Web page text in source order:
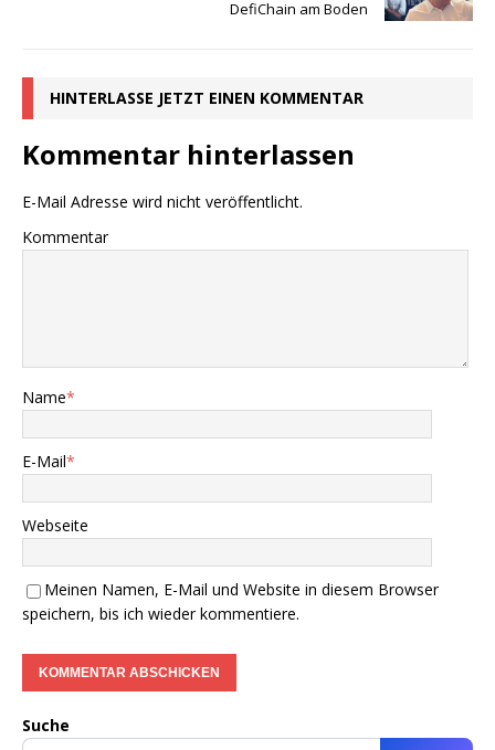
DefiChain am Boden
HINTERLASSE JETZT EINEN KOMMENTAR
Kommentar hinterlassen
E-Mail Adresse wird nicht veröffentlicht.
Kommentar
Name*
E-Mail*
Webseite
Meinen Namen, E-Mail und Website in diesem Browser
speichern, bis ich wieder kommentiere.
Suche